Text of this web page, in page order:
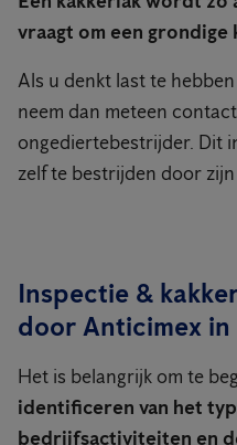
vraagt om een
Als u denkt last te
neem dan meteen
ongediertebestrijder. Dit
zelf te bestrijden door
Inspectie &
door Anticimex in
Het is belangrijk om te
identificeren van het
bedrijfsactiviteiten en